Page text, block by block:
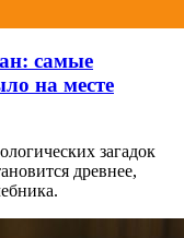
самые
на месте
загадок
древнее,